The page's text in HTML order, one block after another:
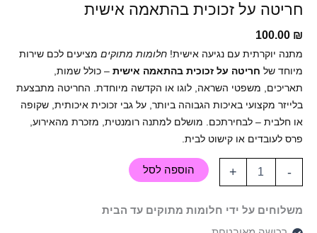
חריטה על זכוכית בהתאמה אישית
100.00 ₪
מתנה יוקרתית עם נגיעה אישית! חלומות מתוקים מציעים לכם שירות
מיוחד של חריטה על זכוכית בהתאמה אישית – כולל שמות,
תאריכים, משפטי השראה, לוגו או הקדשה מיוחדת. החריטה מתבצעת
בלייזר מקצועי באיכות הגבוהה ביותר, על גבי זכוכית איכותית, שקופה
או חלבית – לבחירתכם. מושלם למתנה רומנטית, מזכרת מהאירוע,
פרס לעובדים או קישוט לבית.
-
+ הוספה לסל
משלוחים על ידי חלומות מתוקים עד הבית